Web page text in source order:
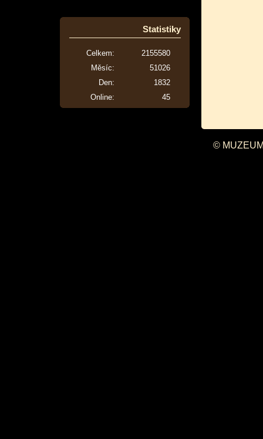
Statistiky
Online: 45
Celkem:
2155580
Měsíc:
51026
Den:
1832
©